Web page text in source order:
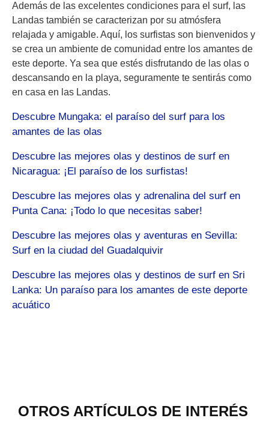
Además de las excelentes condiciones para el surf, las
Landas también se caracterizan por su atmósfera
relajada y amigable. Aquí, los surfistas son bienvenidos y
se crea un ambiente de comunidad entre los amantes de
este deporte. Ya sea que estés disfrutando de las olas o
descansando en la playa, seguramente te sentirás como
en casa en las Landas.
Descubre Mungaka: el paraíso del surf para los
amantes de las olas
Descubre las mejores olas y destinos de surf en
Nicaragua: ¡El paraíso de los surfistas!
Descubre las mejores olas y adrenalina del surf en
Punta Cana: ¡Todo lo que necesitas saber!
Descubre las mejores olas y aventuras en Sevilla:
Surf en la ciudad del Guadalquivir
Descubre las mejores olas y destinos de surf en Sri
Lanka: Un paraíso para los amantes de este deporte
acuático
OTROS ARTÍCULOS DE INTERÉS